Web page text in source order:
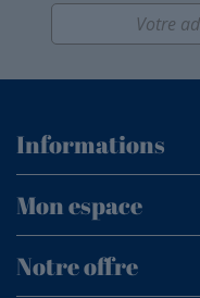
Informations
Mon espace
Notre offre